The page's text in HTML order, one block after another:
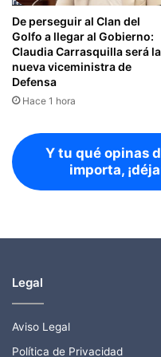
De perseguir al Clan del
Golfo a llegar al Gobierno:
Claudia Carrasquilla será la
nueva viceministra de
Defensa
Hace 1 hora
Y tu qué opinas
importa,
Legal
Aviso Legal
Política de Privacidad